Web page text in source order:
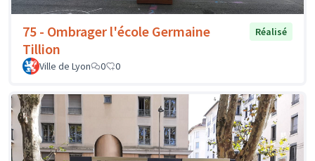
75 - Ombrager l'école Germaine
Tillion
Réalisé
Ville de Lyon 0 0